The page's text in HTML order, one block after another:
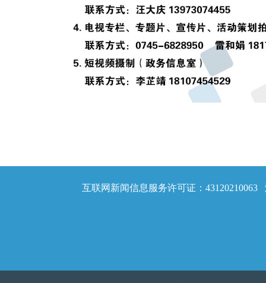
互联网新闻信息服务许可证：43120210063